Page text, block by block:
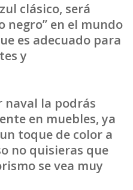
clásico, será
negro” en el mundo
es adecuado para
y
naval la podrás
en muebles, ya
toque de color a
no quisieras que
se vea muy